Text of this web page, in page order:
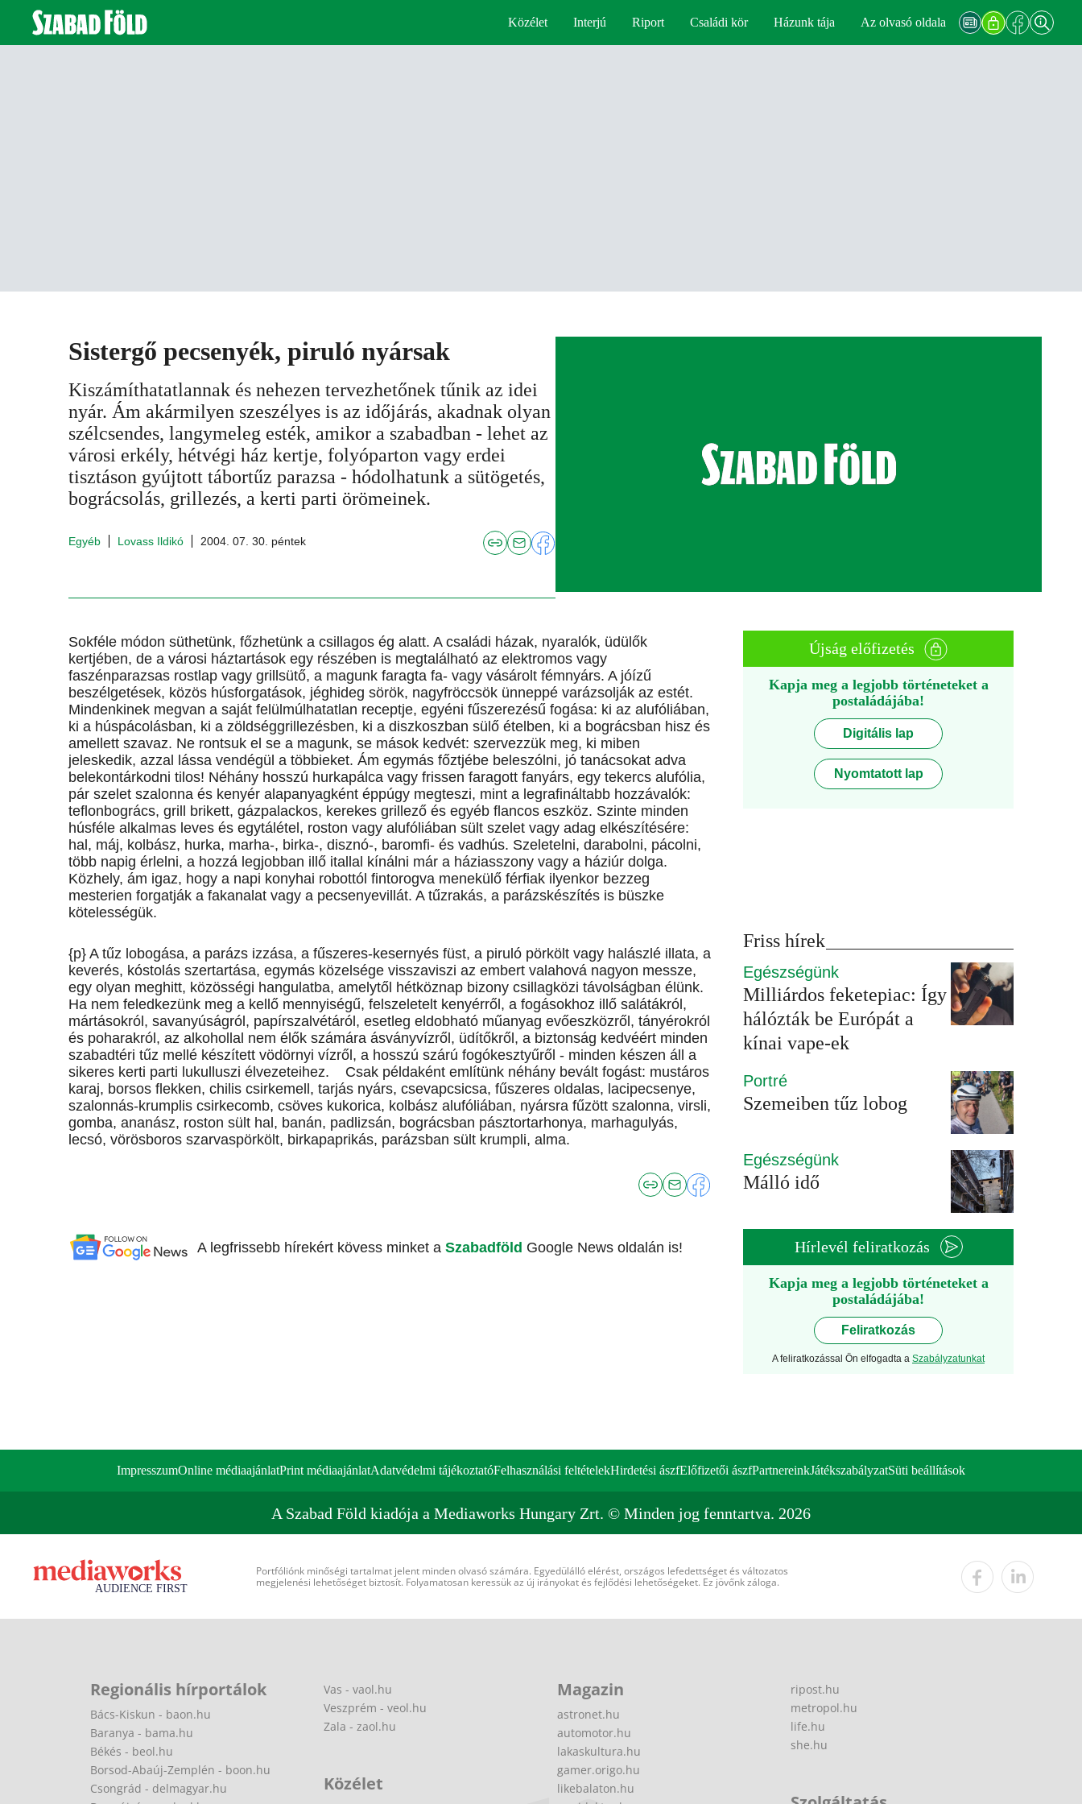
Közélet Interjú Riport Családi kör Házunk tája Az olvasó oldala
Sistergő pecsenyék, piruló nyársak
Kiszámíthatatlannak és nehezen tervezhetőnek tűnik az idei
nyár. Ám akármilyen szeszélyes is az időjárás, akadnak olyan
szélcsendes, langymeleg esték, amikor a szabadban - lehet az
városi erkély, hétvégi ház kertje, folyóparton vagy erdei
tisztáson gyújtott tábortűz parazsa - hódolhatunk a sütögetés,
bográcsolás, grillezés, a kerti parti örömeinek.
Egyéb Lovass Ildikó 2004. 07. 30. péntek
Sokféle módon süthetünk, főzhetünk a csillagos ég alatt. A családi házak, nyaralók, üdülők
kertjében, de a városi háztartások egy részében is megtalálható az elektromos vagy
faszénparazsas rostlap vagy grillsütő, a magunk faragta fa- vagy vásárolt fémnyárs. A jóízű
beszélgetések, közös húsforgatások, jéghideg sörök, nagyfröccsök ünneppé varázsolják az estét.
Mindenkinek megvan a saját felülmúlhatatlan receptje, egyéni fűszerezésű fogása: ki az alufóliában,
ki a húspácolásban, ki a zöldséggrillezésben, ki a diszkoszban sülő ételben, ki a bográcsban hisz és
amellett szavaz. Ne rontsuk el se a magunk, se mások kedvét: szervezzük meg, ki miben
jeleskedik, azzal lássa vendégül a többieket. Ám egymás főztjébe beleszólni, jó tanácsokat adva
belekontárkodni tilos! Néhány hosszú hurkapálca vagy frissen faragott fanyárs, egy tekercs alufólia,
pár szelet szalonna és kenyér alapanyagként éppúgy megteszi, mint a legrafináltabb hozzávalók:
teflonbogrács, grill brikett, gázpalackos, kerekes grillező és egyéb flancos eszköz. Szinte minden
húsféle alkalmas leves és egytálétel, roston vagy alufóliában sült szelet vagy adag elkészítésére:
hal, máj, kolbász, hurka, marha-, birka-, disznó-, baromfi- és vadhús. Szeletelni, darabolni, pácolni,
több napig érlelni, a hozzá legjobban illő itallal kínálni már a háziasszony vagy a háziúr dolga.
Közhely, ám igaz, hogy a napi konyhai robottól fintorogva menekülő férfiak ilyenkor bezzeg
mesterien forgatják a fakanalat vagy a pecsenyevillát. A tűzrakás, a parázskészítés is büszke
kötelességük.
{p} A tűz lobogása, a parázs izzása, a fűszeres-kesernyés füst, a piruló pörkölt vagy halászlé illata, a
keverés, kóstolás szertartása, egymás közelsége visszaviszi az embert valahová nagyon messze,
egy olyan meghitt, közösségi hangulatba, amelytől hétköznap bizony csillagközi távolságban élünk.
Ha nem feledkezünk meg a kellő mennyiségű, felszeletelt kenyérről, a fogásokhoz illő salátákról,
mártásokról, savanyúságról, papírszalvétáról, esetleg eldobható műanyag evőeszközről, tányérokról
és poharakról, az alkohollal nem élők számára ásványvízről, üdítőkről, a biztonság kedvéért minden
szabadtéri tűz mellé készített vödörnyi vízről, a hosszú szárú fogókesztyűről - minden készen áll a
sikeres kerti parti lukulluszi élvezeteihez. Csak példaként említünk néhány bevált fogást: mustáros
karaj, borsos flekken, chilis csirkemell, tarjás nyárs, csevapcsicsa, fűszeres oldalas, lacipecsenye,
szalonnás-krumplis csirkecomb, csöves kukorica, kolbász alufóliában, nyársra fűzött szalonna, virsli,
gomba, ananász, roston sült hal, banán, padlizsán, bográcsban pásztortarhonya, marhagulyás,
lecsó, vörösboros szarvaspörkölt, birkapaprikás, parázsban sült krumpli, alma.
A legfrissebb hírekért kövess minket a Szabadföld Google News oldalán is!
Újság előfizetés
Kapja meg a legjobb történeteket a
postaládájába!
Digitális lap
Nyomtatott lap
Friss hírek
Egészségünk
Milliárdos feketepiac: Így
hálózták be Európát a
kínai vape-ek
Portré
Szemeiben tűz lobog
Egészségünk
Málló idő
Hírlevél feliratkozás
Kapja meg a legjobb történeteket a
postaládájába!
Feliratkozás
A feliratkozással Ön elfogadta a Szabályzatunkat
ImpresszumOnline médiaajánlatPrint médiaajánlatAdatvédelmi tájékoztatóFelhasználási feltételekHirdetési ászfElőfizetői ászfPartnereinkJátékszabályzatSüti beállítások
A Szabad Föld kiadója a Mediaworks Hungary Zrt. © Minden jog fenntartva. 2026
Portfóliónk minőségi tartalmat jelent minden olvasó számára. Egyedülálló elérést, országos lefedettséget és változatos
megjelenési lehetőséget biztosít. Folyamatosan keressük az új irányokat és fejlődési lehetőségeket. Ez jövőnk záloga.
Regionális hírportálok
Bács-Kiskun - baon.hu
Baranya - bama.hu
Békés - beol.hu
Borsod-Abaúj-Zemplén - boon.hu
Csongrád - delmagyar.hu
Vas - vaol.hu
Veszprém - veol.hu
Zala - zaol.hu
Közélet
Magazin
astronet.hu
automotor.hu
lakaskultura.hu
gamer.origo.hu
likebalaton.hu
ripost.hu
metropol.hu
life.hu
she.hu